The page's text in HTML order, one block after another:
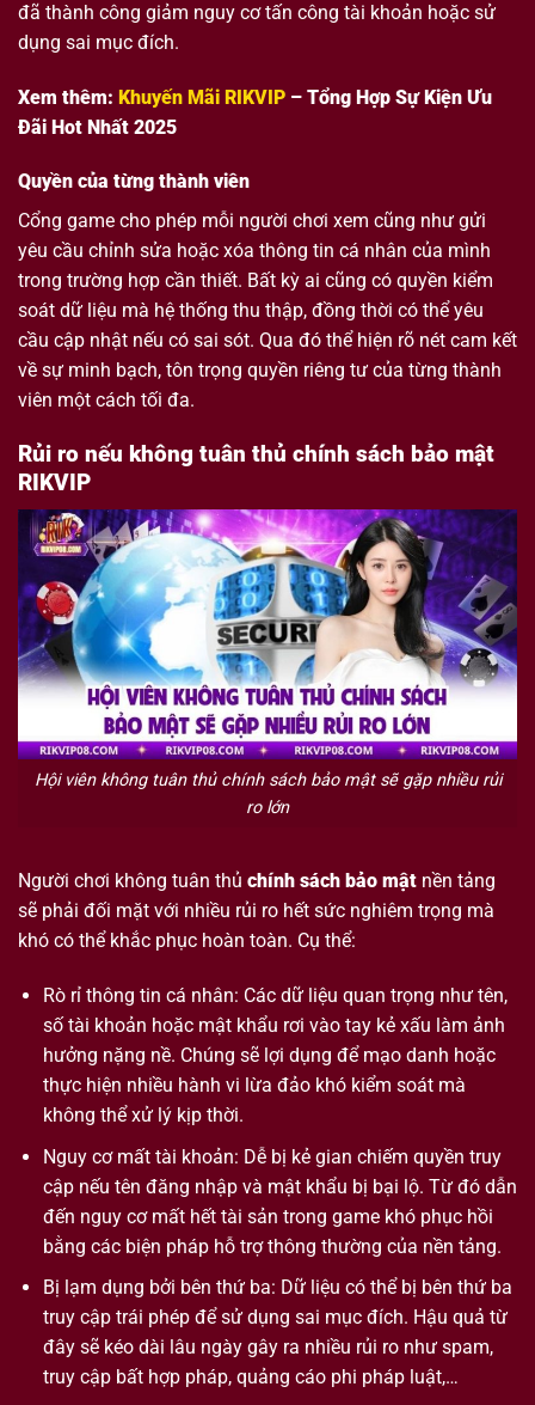
đã thành công giảm nguy cơ tấn công tài khoản hoặc sử
dụng sai mục đích.
Xem thêm: Khuyến Mãi RIKVIP – Tổng Hợp Sự Kiện Ưu
Đãi Hot Nhất 2025
Quyền của từng thành viên
Cổng game cho phép mỗi người chơi xem cũng như gửi
yêu cầu chỉnh sửa hoặc xóa thông tin cá nhân của mình
trong trường hợp cần thiết. Bất kỳ ai cũng có quyền kiểm
soát dữ liệu mà hệ thống thu thập, đồng thời có thể yêu
cầu cập nhật nếu có sai sót. Qua đó thể hiện rõ nét cam kết
về sự minh bạch, tôn trọng quyền riêng tư của từng thành
viên một cách tối đa.
Rủi ro nếu không tuân thủ chính sách bảo mật
RIKVIP
Hội viên không tuân thủ chính sách bảo mật sẽ gặp nhiều rủi
ro lớn
Người chơi không tuân thủ chính sách bảo mật nền tảng
sẽ phải đối mặt với nhiều rủi ro hết sức nghiêm trọng mà
khó có thể khắc phục hoàn toàn. Cụ thể:
Rò rỉ thông tin cá nhân: Các dữ liệu quan trọng như tên,
số tài khoản hoặc mật khẩu rơi vào tay kẻ xấu làm ảnh
hưởng nặng nề. Chúng sẽ lợi dụng để mạo danh hoặc
thực hiện nhiều hành vi lừa đảo khó kiểm soát mà
không thể xử lý kịp thời.
Nguy cơ mất tài khoản: Dễ bị kẻ gian chiếm quyền truy
cập nếu tên đăng nhập và mật khẩu bị bại lộ. Từ đó dẫn
đến nguy cơ mất hết tài sản trong game khó phục hồi
bằng các biện pháp hỗ trợ thông thường của nền tảng.
Bị lạm dụng bởi bên thứ ba: Dữ liệu có thể bị bên thứ ba
truy cập trái phép để sử dụng sai mục đích. Hậu quả từ
đây sẽ kéo dài lâu ngày gây ra nhiều rủi ro như spam,
truy cập bất hợp pháp, quảng cáo phi pháp luật,…